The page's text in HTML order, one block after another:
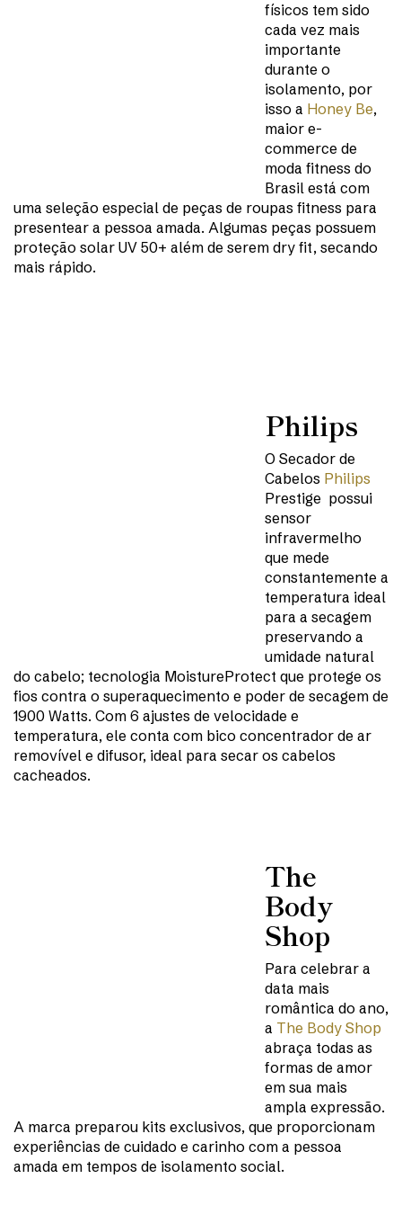
físicos tem sido
cada vez mais
importante
durante o
isolamento, por
isso a Honey Be,
maior e-
commerce de
moda fitness do
Brasil está com
uma seleção especial de peças de roupas fitness para
presentear a pessoa amada. Algumas peças possuem
proteção solar UV 50+ além de serem dry fit, secando
mais rápido.
Philips
O Secador de
Cabelos Philips
Prestige possui
sensor
infravermelho
que mede
constantemente a
temperatura ideal
para a secagem
preservando a
umidade natural
do cabelo; tecnologia MoistureProtect que protege os
fios contra o superaquecimento e poder de secagem de
1900 Watts. Com 6 ajustes de velocidade e
temperatura, ele conta com bico concentrador de ar
removível e difusor, ideal para secar os cabelos
cacheados.
The
Body
Shop
Para celebrar a
data mais
romântica do ano,
a The Body Shop
abraça todas as
formas de amor
em sua mais
ampla expressão.
A marca preparou kits exclusivos, que proporcionam
experiências de cuidado e carinho com a pessoa
amada em tempos de isolamento social.